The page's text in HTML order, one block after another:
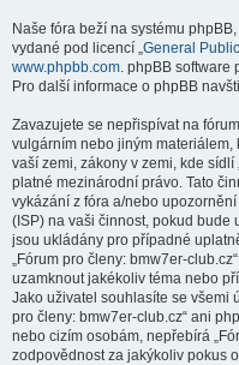
Naše fóra beží na systému
vydané pod licencí „General
www.phpbb.com. phpBB software
Pro další informace o phpBB
Zavazujete se nepřispívat na
vulgárním nebo jiným materiálem,
vaší zemi, zákony v zemi, kde
platné mezinárodní právo. Tato
vykázání z fóra a/nebo
(ISP) na vaši činnost, pokud bude
jsou ukládány pro případné
„Fórum pro členy: bmw7er-
uzamknout jakékoliv téma nebo
Jako uživatel souhlasíte se všemi
pro členy: bmw7er-club.cz“ ani
nebo cizím osobám, nepřebírá
zodpovědnost za jakýkoliv pokus